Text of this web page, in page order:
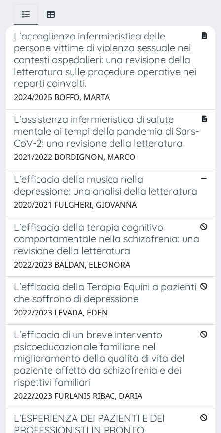
L'accoglienza infermieristica delle
persone vittime di violenza sessuale nei
contesti ospedalieri: una revisione della
letteratura sulle procedure operative nei
reparti coinvolti.
2024/2025 BOFFO, MARTA
L'assistenza infermieristica di salute
mentale ai tempi della pandemia di Sars-
CoV-2: una revisione della letteratura
2021/2022 BORDIGNON, MARCO
L'efficacia della musica nella
depressione: una analisi della letteratura
2020/2021 FULGHERI, GIOVANNA
L'efficacia della terapia cognitivo
comportamentale nella schizofrenia: una
revisione della letteratura
2022/2023 BALDAN, ELEONORA
L'efficacia della Terapia Equini a pazienti
che soffrono di depressione
2022/2023 LEVADA, EDEN
L'efficacia di un breve intervento
psicoeducazionale familiare nel
miglioramento della qualità di vita del
paziente affetto da schizofrenia e dei
rispettivi familiari
2022/2023 FURLANIS RIBAC, DARIA
L'ESPERIENZA DEI PAZIENTI E DEI
PROFESSIONISTI IN PRONTO